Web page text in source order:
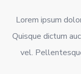
Lorem ipsum
Quisque dictum
vel.